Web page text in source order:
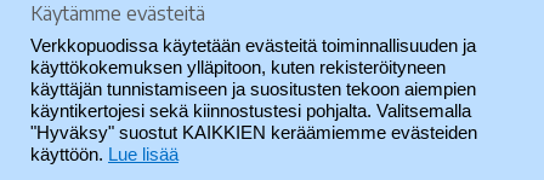
Ostoskori on tyhjä.
Käytämme evästeitä
Verkkopuodissa käytetään evästeitä toiminnallisuuden ja
käyttökokemuksen ylläpitoon, kuten rekisteröityneen
käyttäjän tunnistamiseen ja suositusten tekoon aiempien
käyntikertojesi sekä kiinnostustesi pohjalta. Valitsemalla
"Hyväksy" suostut KAIKKIEN keräämiemme evästeiden
käyttöön. Lue lisää